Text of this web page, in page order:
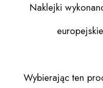
Naklejki
Wybierając ten